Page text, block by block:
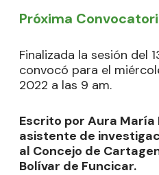
Próxima
Finalizada la sesión del
convocó para el
2022 a las 9 am.
Escrito por Aura
asistente de
al Concejo de
Bolívar de Funcicar.